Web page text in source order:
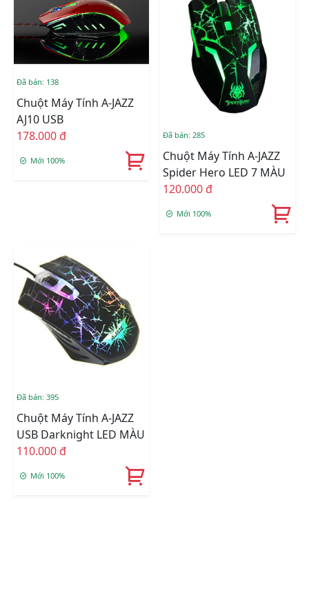
Đã bán: 138
Chuột Máy Tính A-JAZZ
AJ10 USB
178.000 đ
Mới 100%
Đã bán: 285
Chuột Máy Tính A-JAZZ
Spider Hero LED 7 MÀU
120.000 đ
Mới 100%
Đã bán: 395
Chuột Máy Tính A-JAZZ
USB Darknight LED MÀU
110.000 đ
Mới 100%